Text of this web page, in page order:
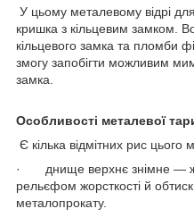
У цьому металевому відрі
кришка з кільцевим замком.
кільцевого замка та пломби
змогу запобігти можливим
замка.
Особливості металевої
Є кілька відмітних рис
· днище верхнє знімне —
рельєфом жорсткості й
металопрокату.